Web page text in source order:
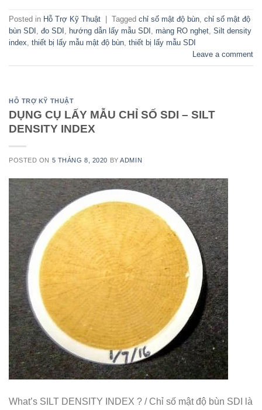
Posted in Hỗ Trợ Kỹ Thuật Tagged chỉ số mật độ bùn, chỉ số mật độ
bùn SDI , đo SDI , hướng dẫn lấy mẫu SDI , màng RO nghẹt, Silt density
index, thiết bị lấy mẫu mật độ bùn, thiết bị lấy mẫu SDI
Leave a comment
HỖ TRỢ KỸ THUẬT
DỤNG CỤ LẤY MẪU CHỈ SỐ SDI – SILT
DENSITY INDEX
POSTED ON 5 THÁNG 8, 2020 BYADMIN
What’s SILT DENSITY INDEX ? / Chỉ số mật độ bùn SDI là